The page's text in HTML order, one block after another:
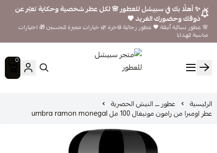
✨ أهلًا بك في سبيشل للعطور 🌸 لكل عطر شخصية وحكاية تعبّر عن
ذوقك وحضورك الفريد 🖤
🌸 عطور نسائية أنيقة 🖤 عطور رجالية فاخرة 🌿 خيارات مميزة للجنسين 🎁 اختيارات
مناسبة للهدايا
متجر سبيشل للعطور
0
الرئيسية عطور ـــ النيش الحصرية
عطر اومبرا من رامون مونيغال 100 مل umbra ramon monegal